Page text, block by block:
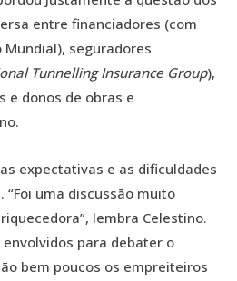
entre financiadores (com
seguradores
Tunnelling Insurance Group),
e donos de obras e
expectativas e as dificuldades
“Foi uma discussão muito
lembra Celestino.
para debater o
bem poucos os empreiteiros